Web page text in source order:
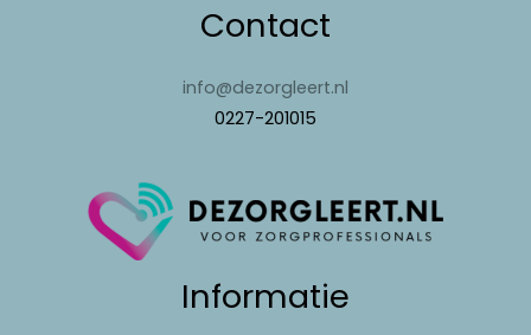
Contact
info@dezorgleert.nl
0227-201015
Informatie